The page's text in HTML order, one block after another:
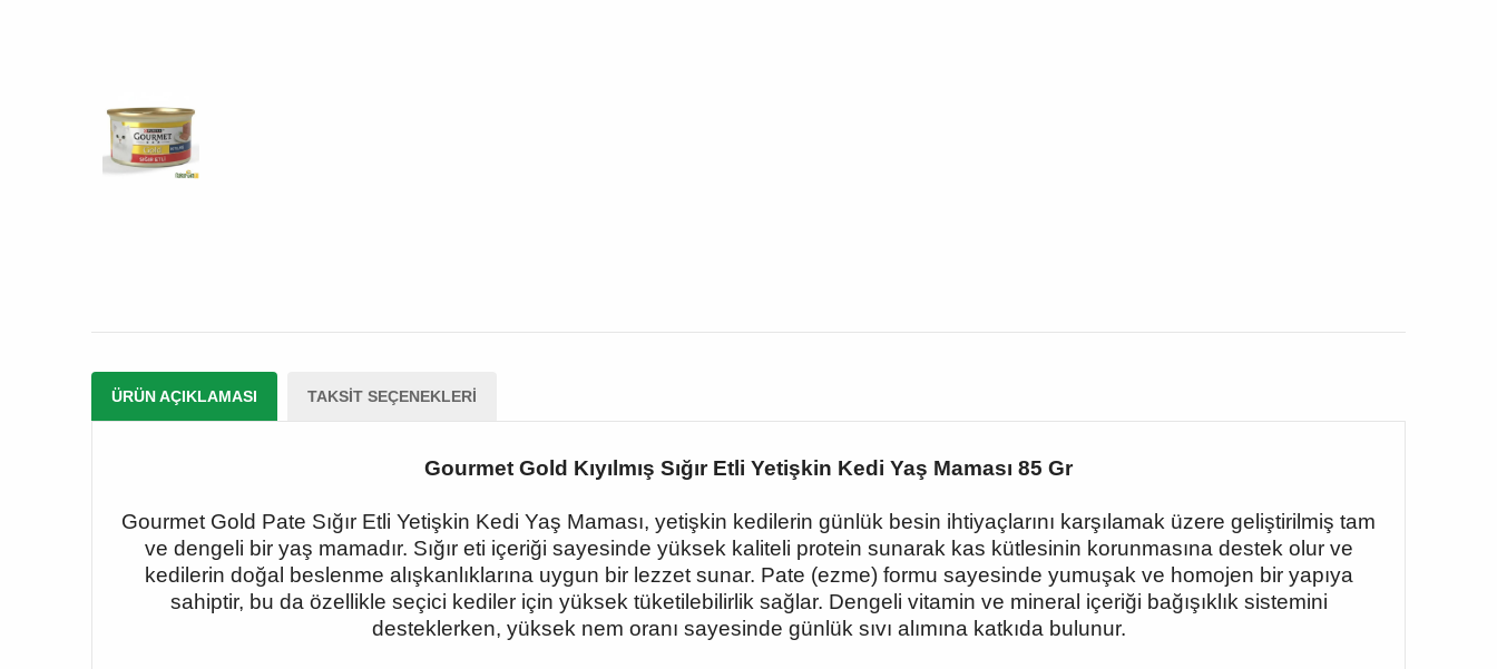
ÜRÜN AÇIKLAMASI TAKSIT SEÇENEKLERI
Gourmet Gold Kıyılmış Sığır Etli Yetişkin Kedi Yaş Maması 85 Gr
Gourmet Gold Pate Sığır Etli Yetişkin Kedi Yaş Maması, yetişkin kedilerin günlük besin ihtiyaçlarını karşılamak üzere geliştirilmiş tam
ve dengeli bir yaş mamadır. Sığır eti içeriği sayesinde yüksek kaliteli protein sunarak kas kütlesinin korunmasına destek olur ve
kedilerin doğal beslenme alışkanlıklarına uygun bir lezzet sunar. Pate (ezme) formu sayesinde yumuşak ve homojen bir yapıya
sahiptir, bu da özellikle seçici kediler için yüksek tüketilebilirlik sağlar. Dengeli vitamin ve mineral içeriği bağışıklık sistemini
desteklerken, yüksek nem oranı sayesinde günlük sıvı alımına katkıda bulunur.